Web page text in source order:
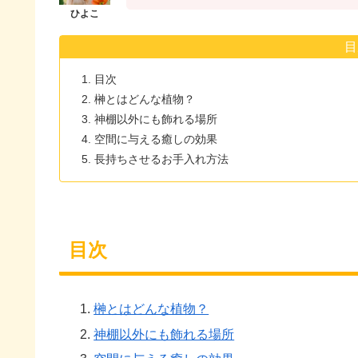
目次
榊とはどんな植物？
神棚以外にも飾れる場所
空間に与える癒しの効果
長持ちさせるお手入れ方法
目次
榊とはどんな植物？
神棚以外にも飾れる場所